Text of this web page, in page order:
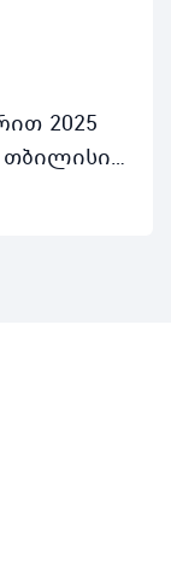
2025
და
ახა…